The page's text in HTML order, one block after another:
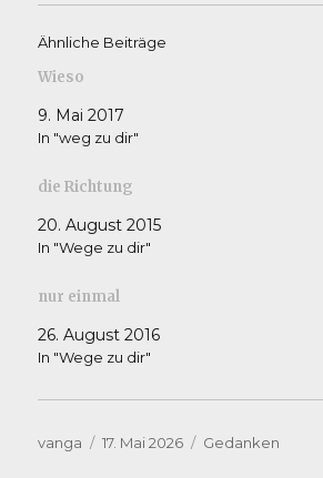
Ähnliche Beiträge
Wieso
9. Mai 2017
In "weg zu dir"
die Richtung
20. August 2015
In "Wege zu dir"
nur einmal
26. August 2016
In "Wege zu dir"
Autor
vanga
Veröffentlicht
17. Mai 2026 Kategorien
Gedanken